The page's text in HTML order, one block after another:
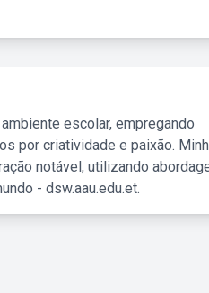
escolar, empregando
por criatividade e paixão.
notável, utilizando
- dsw.aau.edu.et.